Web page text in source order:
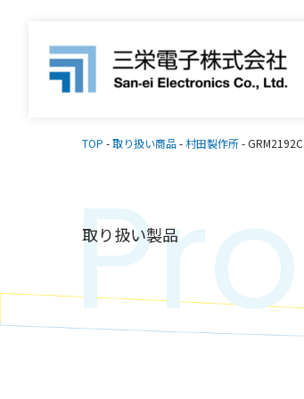
TOP -取り扱い商品-村田製作所-
取り扱い製品